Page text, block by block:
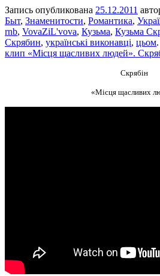
Запись опубликована 25.12.2011
Быт, Знаменитости, Романтика,
rnb, VovaZiL'vova, Кузьма, Кузьма
Скрябин, українські виконавці, цьом.
клип «Місця щасливих людей».
Скрябін
«Місця щасливих